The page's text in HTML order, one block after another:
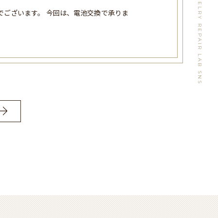
ざいます。 今回は、電池交換で承りま